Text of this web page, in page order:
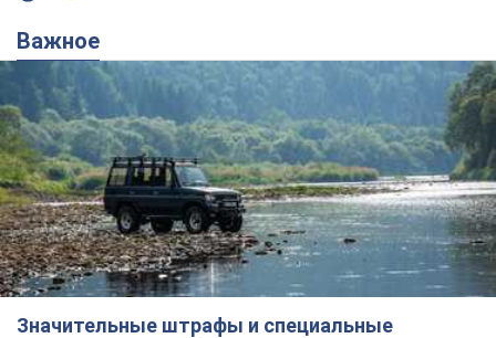
Важное
Значительные штрафы и специальные